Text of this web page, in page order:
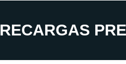
RECARGAS